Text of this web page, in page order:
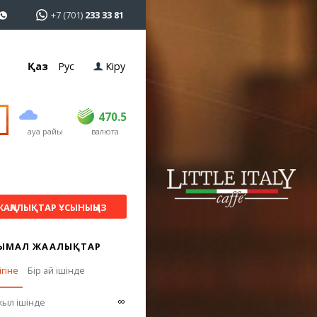
+7 (701) 233 33 81
Қаз Рус Кіру
ауа райы
470.5
USD 469 470.5
EUR валюта
ҰСЫНЫҢЫЗ
ЖАҢАЛЫҚТАР
Бір ай ішінде
ішінде ∞